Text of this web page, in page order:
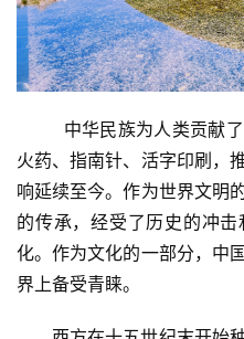
中华民族为人类贡献
火药、指南针、活字印刷，
响延续至今。作为世界文明
的传承，经受了历史的冲
化。作为文化的一部分，中
界上备受青睐。